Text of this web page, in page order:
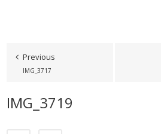
Previous
IMG_3717
IMG_3719